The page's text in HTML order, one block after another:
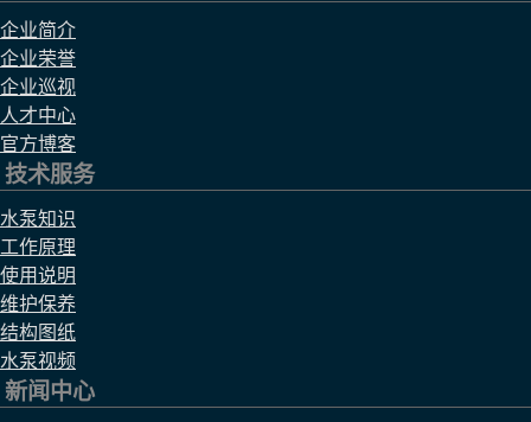
企业简介
企业荣誉
企业巡视
人才中心
官方博客
技术服务
水泵知识
工作原理
使用说明
维护保养
结构图纸
水泵视频
新闻中心